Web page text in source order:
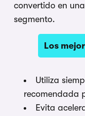
convertido en
segmento.
Los
Utiliza
recomendada
Evita